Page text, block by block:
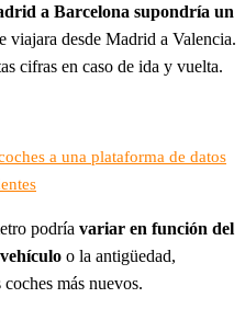
a Barcelona supondría un
viajara desde Madrid a Valencia.
cifras en caso de ida y vuelta.
a una plataforma de datos
podría variar en función del
o la antigüedad,
más nuevos.